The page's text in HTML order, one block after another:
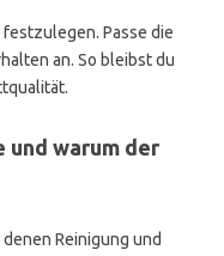
Passe die
an. So bleibst du
und warum der
Reinigung und